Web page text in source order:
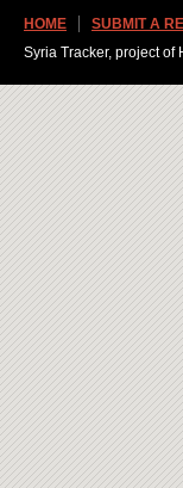
HOME SUBMIT A
Syria Tracker, project of